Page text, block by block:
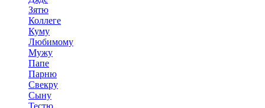
Зятю
Коллеге
Куму
Любимому
Мужу
Папе
Парню
Свекру
Сыну
Тестю